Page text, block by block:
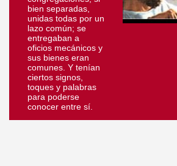
bien separadas,
unidas todas por un
lazo común; se
entregaban a
oficios mecánicos y
sus bienes eran
comunes. Y tenían
ciertos signos,
toques y palabras
para poderse
conocer entre sí.